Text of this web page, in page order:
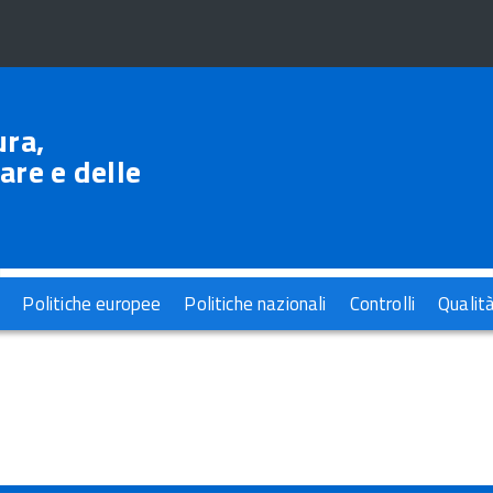
e delle
Politiche europee Politiche nazionali Controlli